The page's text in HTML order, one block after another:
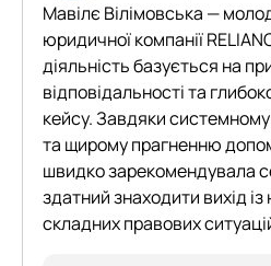
Мавілє Вілімовська —
юридичної компанії
діяльність базується на
відповідальності та
кейсу. Завдяки
та щирому прагненню
швидко зарекомендувала
здатний знаходити вихід
складних правових